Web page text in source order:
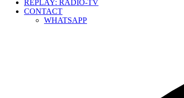
REPLAY: RADIO-TV
CONTACT
WHATSAPP